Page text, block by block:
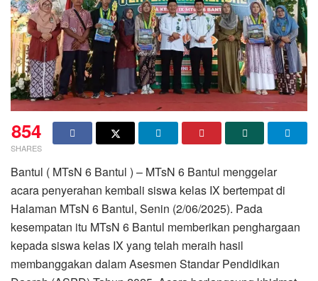
854
SHARES
Bantul ( MTsN 6 Bantul ) – MTsN 6 Bantul menggelar
acara penyerahan kembali siswa kelas IX bertempat di
Halaman MTsN 6 Bantul, Senin (2/06/2025). Pada
kesempatan itu MTsN 6 Bantul memberikan penghargaan
kepada siswa kelas IX yang telah meraih hasil
membanggakan dalam Asesmen Standar Pendidikan